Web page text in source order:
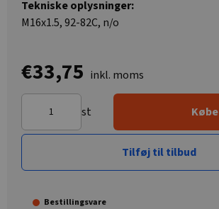
Tekniske oplysninger:
M16x1.5, 92-82C, n/o
€33,75 inkl. moms
st Købe
Tilføj til tilbud
Bestillingsvare